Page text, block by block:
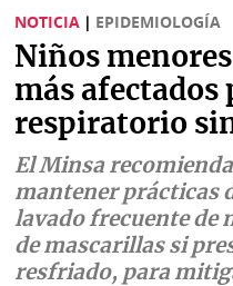
Sociedad
Judiciales
Política
Economía
Mundo
Deportes
K
Vivir+
Blogs
NOTICIA | EPIDEMIOLOGÍA
Niños
más afectados
respiratorio
El Minsa
mantener prácticas
lavado frecuente de
de mascarillas si
resfriado, para